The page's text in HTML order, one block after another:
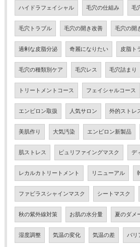
ハイドラフェイシャル 毛穴の仕組み 毛
毛穴トラブル 毛穴の開き改善 毛穴の開
過剰な皮脂分泌 奇麗になりたい 皮脂ト
毛穴の種類別ケア 毛穴レス 毛穴詰まり
トリートメントコース フェイシャルコース
エンビロン取扱 人気サロン 外的ストレ
美肌作り 大気汚染 エンビロン新製品
肌ストレス ピュリファイングマスク デ
レカルカトリートメント リニューアル
ファビラスシャインマスク シートマスク
秋の紫外線対策 お肌の水分量 夏のダメ
湿度調整 気温の変化 気温の差 バリ